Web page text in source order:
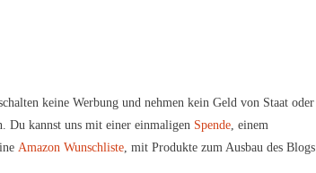
keine Werbung und nehmen kein Geld von Staat oder
Du kannst uns mit einer einmaligen Spende , einem
Amazon Wunschliste , mit Produkte zum Ausbau des Blogs